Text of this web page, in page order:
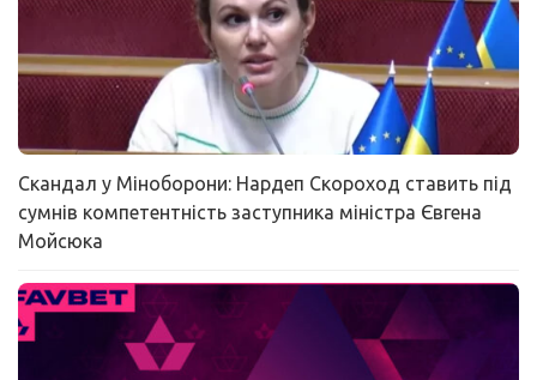
Скандал у Міноборони: Нардеп Скороход ставить під
сумнів компетентність заступника міністра Євгена
Мойсюка